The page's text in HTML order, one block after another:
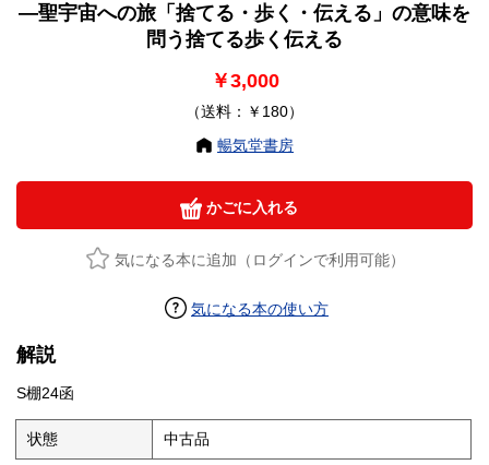
―聖宇宙への旅「捨てる・歩く・伝える」の意味を
問う捨てる歩く伝える
￥3,000
（送料：￥180）
暢気堂書房
かごに入れる
気になる本に追加（ログインで利用可能）
気になる本の使い方
解説
S棚24函
状態 中古品